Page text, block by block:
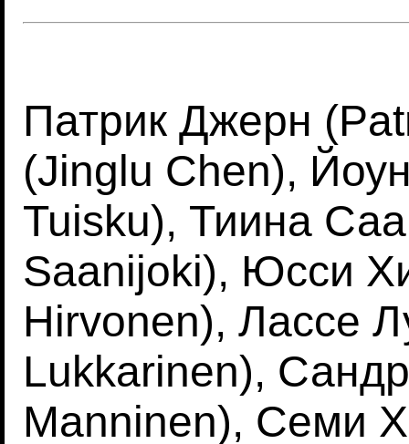
Патрик Джерн
(Jinglu Chen),
Tuisku), Тиина
Saanijoki), Юсси
Hirvonen), Лассе
Lukkarinen),
Manninen), Семи